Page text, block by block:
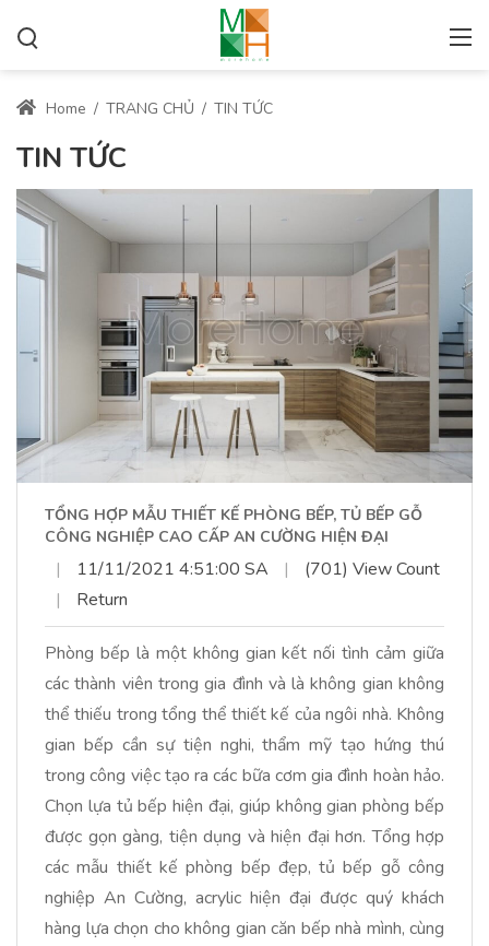
Home / TRANG CHỦ / TIN TỨC
TIN TỨC
TỔNG HỢP MẪU THIẾT KẾ PHÒNG BẾP, TỦ BẾP GỖ
CÔNG NGHIỆP CAO CẤP AN CƯỜNG HIỆN ĐẠI
| 11/11/2021 4:51:00 SA |
(701) View Count
|
Return
Phòng bếp là một không gian kết nối tình cảm giữa
các thành viên trong gia đình và là không gian không
thể thiếu trong tổng thể thiết kế của ngôi nhà. Không
gian bếp cần sự tiện nghi, thẩm mỹ tạo hứng thú
trong công việc tạo ra các bữa cơm gia đình hoàn hảo.
Chọn lựa tủ bếp hiện đại, giúp không gian phòng bếp
được gọn gàng, tiện dụng và hiện đại hơn. Tổng hợp
các mẫu thiết kế phòng bếp đẹp, tủ bếp gỗ công
nghiệp An Cường, acrylic hiện đại được quý khách
hàng lựa chọn cho không gian căn bếp nhà mình, cùng